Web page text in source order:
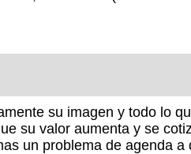
su imagen y todo lo
su valor aumenta y se
un problema de agenda